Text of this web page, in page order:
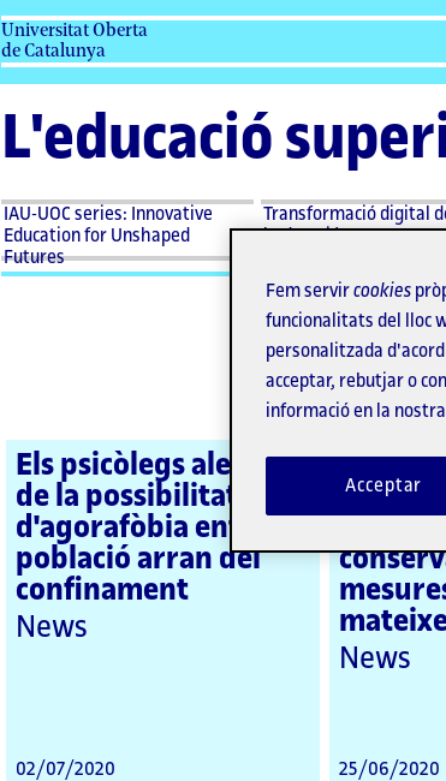
Universitat Oberta
de Catalunya
L'educació
IAU-UOC series: Innovative
Education for Unshaped
Futures
Transformació digital
l'educació
Els
Els psicòlegs alerten
de la possibilitat
d'agorafòbia entre la
població arran del
confinament
News
02/07/2020
News
25/06/2020
Fem servircookies
funcionalitats del lloc
personalitzada
acceptar, rebutjar o
informació en la nostra
Acceptar